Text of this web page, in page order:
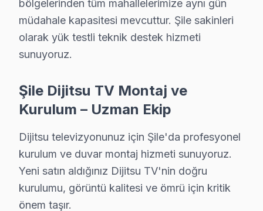
Şile'da Dijitsu servisi sonrası güvende olun.
Fiyat Politikamız: Sürpriz Yok, Güven Var
Şile'de fiyat konusunda şeffaflık ilkemizdir. Şile
Şile'de onaysız işlem yok: Fiyat teklifi sunulduktan
Şile garantili fiyat: Şile servisimizde teklif edilen fiyat
Şile'de ödeme seçenekleri: Nakit, kredi kartı, havale,
» Şile'de Dijitsu akıllı TV tamir fiyatı öğrenmek için
Dijitsu Servisi Garanti ve Sonrası Destek
Şile Dijitsu TV Servis Garanti Belgesi - 1 Yıl Parça Güvencesi
bölgelerinden tüm mahallelerimize aynı gün
müdahale kapasitesi mevcuttur. Şile sakinleri
olarak yük testli teknik destek hizmeti
sunuyoruz.
Şile Dijitsu TV Montaj ve
Kurulum – Uzman Ekip
Dijitsu televizyonunuz için Şile'da profesyonel
kurulum ve duvar montaj hizmeti sunuyoruz.
Yeni satın aldığınız Dijitsu TV'nin doğru
kurulumu, görüntü kalitesi ve ömrü için kritik
önem taşır.